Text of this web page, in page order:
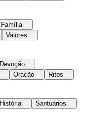
Família
Valores
Devoção
Oração
Ritos
História
Santuários